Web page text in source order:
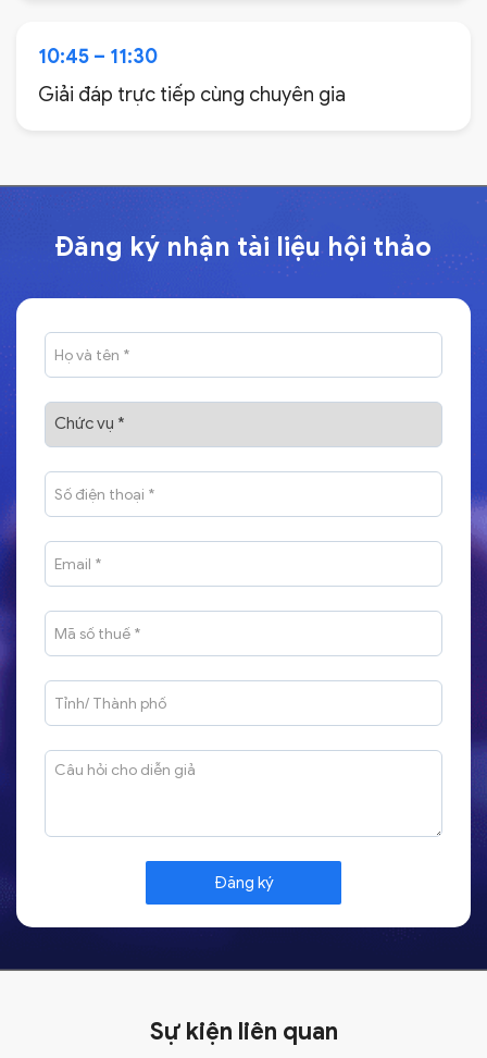
10:45 – 11:30
Giải đáp trực tiếp cùng chuyên gia
Đăng ký nhận tài liệu hội thảo
Sự kiện liên quan